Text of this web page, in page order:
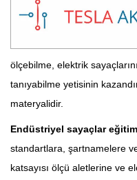
ölçebilme, elektrik
tanıyabilme yetisinin
materyalidir.
Endüstriyel sayaçlar
standartlara, şartnamelere
katsayısı ölçü aletlerine ve